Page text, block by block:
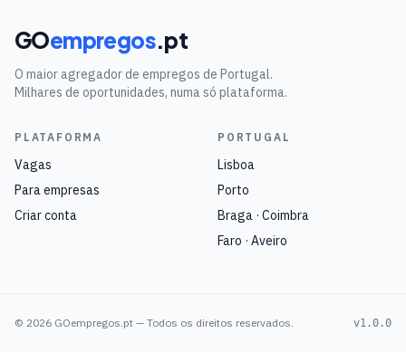
GOempregos.pt
O maior agregador de empregos de Portugal.
Milhares de oportunidades, numa só plataforma.
PLATAFORMA
Vagas
Para empresas
Criar conta
PORTUGAL
Lisboa
Porto
Braga · Coimbra
Faro · Aveiro
© 2026 GOempregos.pt — Todos os direitos reservados. v1.0.0